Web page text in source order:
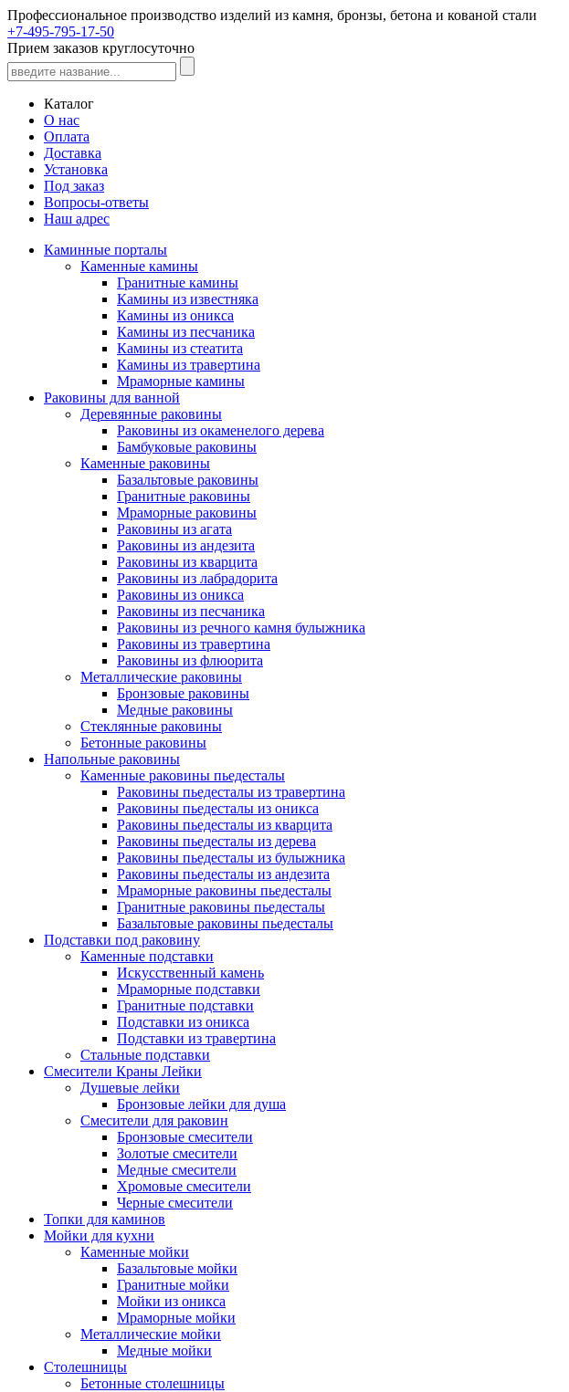
Профессиональное производство изделий из камня, бронзы, бетона и кованой стали
+7-495-795-17-50
Прием заказов круглосуточно
Каталог
О нас
Оплата
Доставка
Установка
Под заказ
Вопросы-ответы
Наш адрес
Каминные порталы
Каменные камины
Гранитные камины
Камины из известняка
Камины из оникса
Камины из песчаника
Камины из стеатита
Камины из травертина
Мраморные камины
Раковины для ванной
Деревянные раковины
Раковины из окаменелого дерева
Бамбуковые раковины
Каменные раковины
Базальтовые раковины
Гранитные раковины
Мраморные раковины
Раковины из агата
Раковины из андезита
Раковины из кварцита
Раковины из лабрадорита
Раковины из оникса
Раковины из песчаника
Раковины из речного камня булыжника
Раковины из травертина
Раковины из флюорита
Металлические раковины
Бронзовые раковины
Медные раковины
Стеклянные раковины
Бетонные раковины
Напольные раковины
Каменные раковины пьедесталы
Раковины пьедесталы из травертина
Раковины пьедесталы из оникса
Раковины пьедесталы из кварцита
Раковины пьедесталы из дерева
Раковины пьедесталы из булыжника
Раковины пьедесталы из андезита
Мраморные раковины пьедесталы
Гранитные раковины пьедесталы
Базальтовые раковины пьедесталы
Подставки под раковину
Каменные подставки
Искусственный камень
Мраморные подставки
Гранитные подставки
Подставки из оникса
Подставки из травертина
Стальные подставки
Смесители Краны Лейки
Душевые лейки
Бронзовые лейки для душа
Смесители для раковин
Бронзовые смесители
Золотые смесители
Медные смесители
Хромовые смесители
Черные смесители
Топки для каминов
Мойки для кухни
Каменные мойки
Базальтовые мойки
Гранитные мойки
Мойки из оникса
Мраморные мойки
Металлические мойки
Медные мойки
Столешницы
Бетонные столешницы